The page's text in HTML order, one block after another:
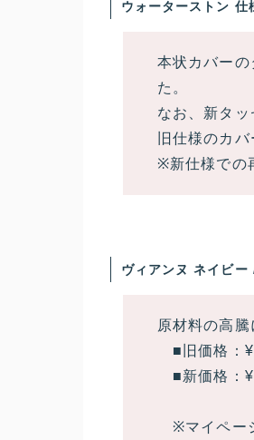
ウォーターストン 仕
本状カバー
た。
なお、新タ
旧仕様のカ
※新仕様での
ヴィアンヌ ネイビー
原材料の高
■旧価格：
■新価格：
※マイペー